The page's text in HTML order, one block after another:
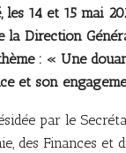
les 14 et 15 mai
Direction
: « Une
et son
par le
des Finances et